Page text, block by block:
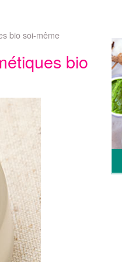
bio soi-même
bio